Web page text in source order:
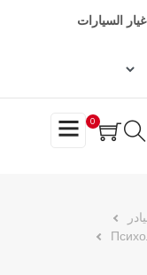
السيارات
Select
0